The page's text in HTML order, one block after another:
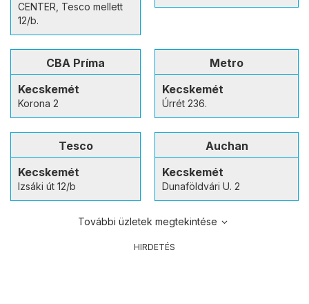
CENTER, Tesco mellett
12/b.
CBA Príma
Kecskemét
Korona 2
Metro
Kecskemét
Úrrét 236.
Tesco
Kecskemét
Izsáki út 12/b
Auchan
Kecskemét
Dunaföldvári U. 2
További üzletek megtekintése
HIRDETÉS